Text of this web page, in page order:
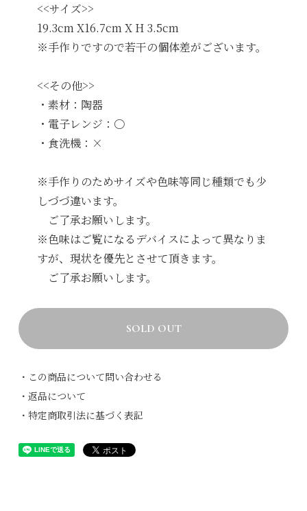
<<サイズ>>
19.3cm X16.7cm X H 3.5cm
※手作りですので若干の個体差がございます。
<<その他>>
・素材：陶器
・電子レンジ：〇
・食洗機：×
※手作りのためサイズや色味等同じ種類でも少
しづづ違います。
ご了承お願いします。
※色味はご覧になるデバイスによって異なりま
すが、現状を優先とさせて頂きます。
ご了承お願いします。
SOLD OUT
・この商品について問い合わせる
・返品について
・特定商取引法に基づく表記